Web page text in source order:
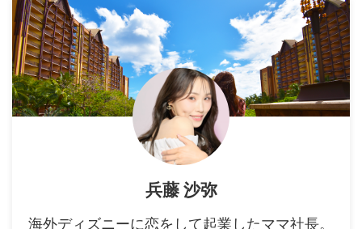
兵藤 沙弥
海外ディズニーに恋をして起業したママ社長。